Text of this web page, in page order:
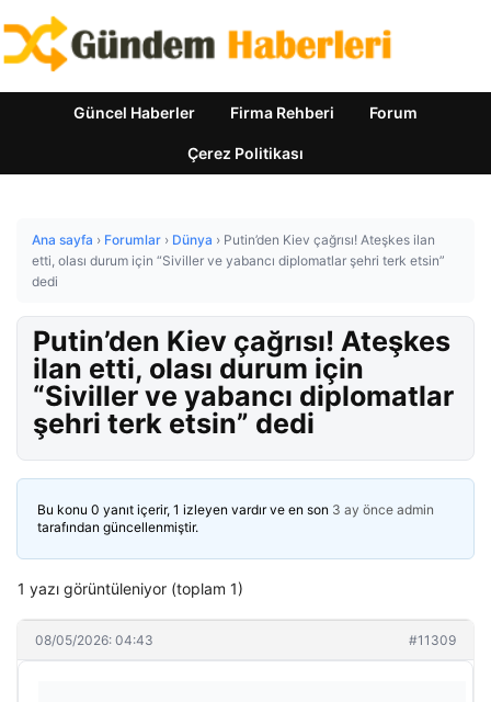
Güncel Haberler Firma Rehberi Forum
Çerez Politikası
Ana sayfa › Forumlar › Dünya › Putin’den Kiev çağrısı! Ateşkes ilan
etti, olası durum için “Siviller ve yabancı diplomatlar şehri terk etsin”
dedi
Putin’den Kiev çağrısı! Ateşkes
ilan etti, olası durum için
“Siviller ve yabancı diplomatlar
şehri terk etsin” dedi
Bu konu 0 yanıt içerir, 1 izleyen vardır ve en son 3 ay önce admin
tarafından güncellenmiştir.
1 yazı görüntüleniyor (toplam 1)
08/05/2026: 04:43 #11309